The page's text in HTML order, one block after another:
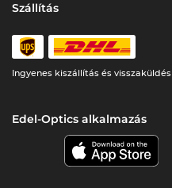
Szállítás
Ingyenes kiszállítás és visszaküldés
Edel-Optics alkalmazás